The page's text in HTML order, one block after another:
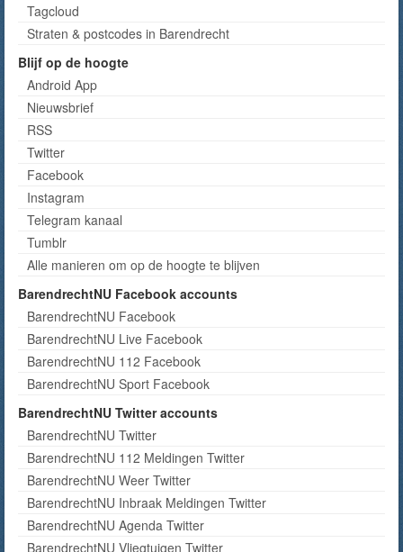
Tagcloud
Straten & postcodes in Barendrecht
Blijf op de hoogte
Android App
Nieuwsbrief
RSS
Twitter
Facebook
Instagram
Telegram kanaal
Tumblr
Alle manieren om op de hoogte te blijven
BarendrechtNU Facebook accounts
BarendrechtNU Facebook
BarendrechtNU Live Facebook
BarendrechtNU 112 Facebook
BarendrechtNU Sport Facebook
BarendrechtNU Twitter accounts
BarendrechtNU Twitter
BarendrechtNU 112 Meldingen Twitter
BarendrechtNU Weer Twitter
BarendrechtNU Inbraak Meldingen Twitter
BarendrechtNU Agenda Twitter
BarendrechtNU Vliegtuigen Twitter